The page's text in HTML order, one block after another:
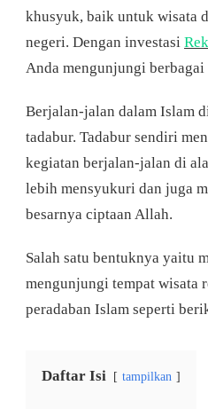
khusyuk, baik untuk wisata
negeri. Dengan investasi
Anda mengunjungi berbagai
Berjalan-jalan dalam Islam
tadabur. Tadabur sendiri
kegiatan berjalan-jalan di
lebih mensyukuri dan juga
besarnya ciptaan Allah.
Salah satu bentuknya yaitu
mengunjungi tempat wisata
peradaban Islam seperti
Daftar Isi tampilkan